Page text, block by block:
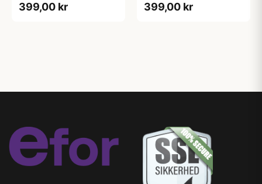
399,00 kr 399,00 kr